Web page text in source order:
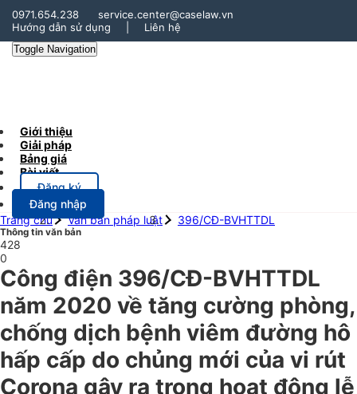
0971.654.238
service.center@caselaw.vn
Hướng dẫn sử dụng
Liên hệ
Toggle Navigation
Giới thiệu
Giải pháp
Bảng giá
Bài viết
Đăng ký
Đăng nhập
Trang chủ
Văn bản pháp luật 396/CĐ-BVHTTDL
Thông tin văn bản
428
0
Công điện 396/CĐ-BVHTTDL
năm 2020 về tăng cường phòng,
chống dịch bệnh viêm đường hô
hấp cấp do chủng mới của vi rút
Corona gây ra trong hoạt động lễ